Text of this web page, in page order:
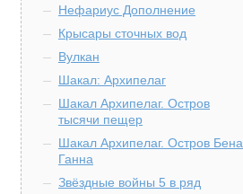
Нефариус Дополнение
Крысары сточных вод
Вулкан
Шакал: Архипелаг
Шакал Архипелаг. Остров
тысячи пещер
Шакал Архипелаг. Остров Бена
Ганна
Звёздные войны 5 в ряд